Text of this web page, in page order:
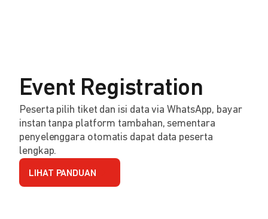
Event Registration
Peserta pilih tiket dan isi data via WhatsApp, bayar
instan tanpa platform tambahan, sementara
penyelenggara otomatis dapat data peserta
lengkap.
LIHAT PANDUAN